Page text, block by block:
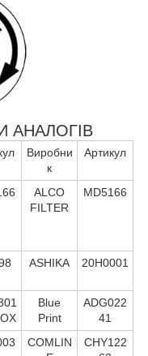
АНАЛОГІВ
Виробни
к
Артикул
ALCO
FILTER
MD5166
ASHIKA 20H0001
Blue
Print
ADG022
41
COMLIN
CHY122